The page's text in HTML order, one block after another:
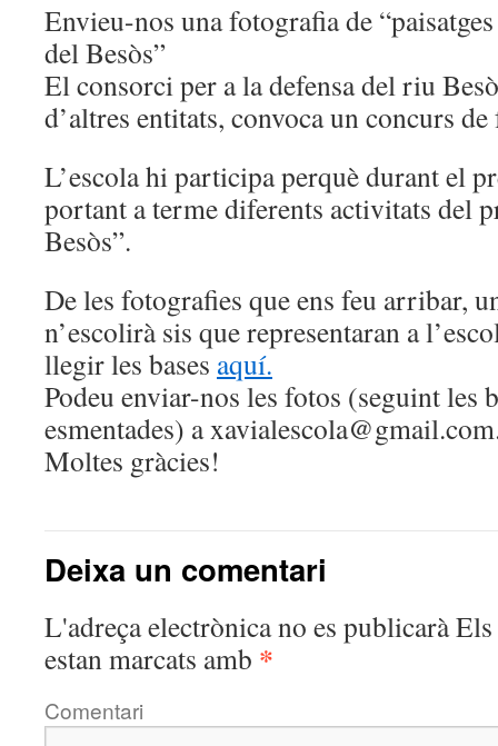
Envieu-nos una fotografia de
del Besòs”
El consorci per a la defensa del riu
d’altres entitats, convoca un concurs
L’escola hi participa perquè durant el
portant a terme diferents activitats del
Besòs”.
De les fotografies que ens feu arribar,
n’escolirà sis que representaran a
llegir les bases aquí.
Podeu enviar-nos les fotos (seguint les
esmentades) a
Moltes gràcies!
Deixa un comentari
L'adreça electrònica no es publicaràEls
estan marcats amb *
Comentari